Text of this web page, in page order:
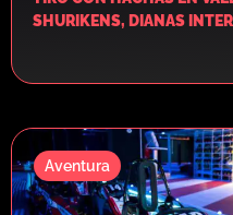
SHURIKENS, DIANAS
Aventura